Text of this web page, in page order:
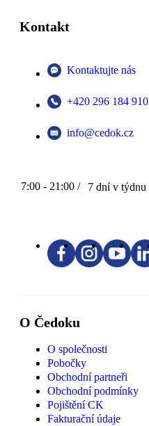
Kontakt
Kontaktujte nás
+420 296 184 910
info@cedok.cz
7:00 - 21:00 / 7 dní v týdnu
O Čedoku
O společnosti
Pobočky
Obchodní partneři
Obchodní podmínky
Pojištění CK
Fakturační údaje